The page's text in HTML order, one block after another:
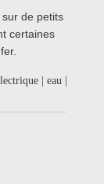
de petits
certaines
| eau |